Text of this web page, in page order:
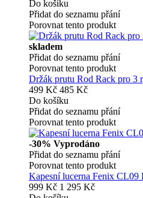
Do košíku
Přidat do seznamu přání
Porovnat tento produkt
skladem
Přidat do seznamu přání
Porovnat tento produkt
Držák prutu Rod Rack pro 3
499 Kč 485 Kč
Do košíku
Přidat do seznamu přání
Porovnat tento produkt
-30% Vyprodáno
Přidat do seznamu přání
Porovnat tento produkt
Kapesní lucerna Fenix CL09
999 Kč 1 295 Kč